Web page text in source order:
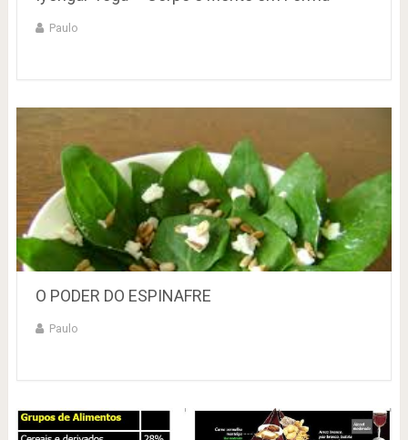
Paulo
O PODER DO ESPINAFRE
Paulo